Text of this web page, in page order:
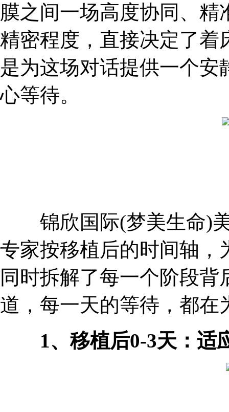
膜之间一场高度协同、
精密程度，直接决定了着
是为这场对话提供一个
心等待。
锦欣国际(梦美生命)美
专家按移植后的时间轴，
同时拆解了每一个阶段
道，每一天的等待，都在
1、移植后0-3天：适